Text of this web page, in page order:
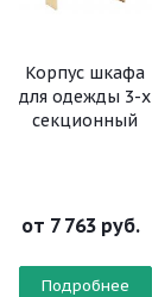
Корпус шкафа
для одежды 3-х
секционный
от 7 763 руб.
Подробнее